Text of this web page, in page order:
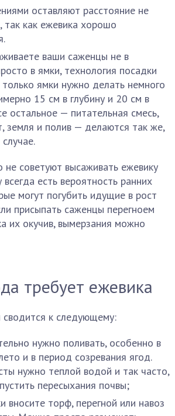
оставляют расстояние не
так как ежевика хорошо
ваши саженцы не в
в ямки, технология посадки
ямки нужно делать немного
15 см в глубину и 20 см в
остальное — питательная смесь,
земля и полив — делаются так же,
советуют высаживать ежевику
всегда есть вероятность ранних
могут погубить идущие в рост
присыпать саженцы перегноем
их окучив, вымерзания можно
требует ежевика
к следующему:
нужно поливать, особенно в
и в период созревания ягод.
нужно теплой водой и так часто,
пересыхания почвы;
вносите торф, перегной или навоз